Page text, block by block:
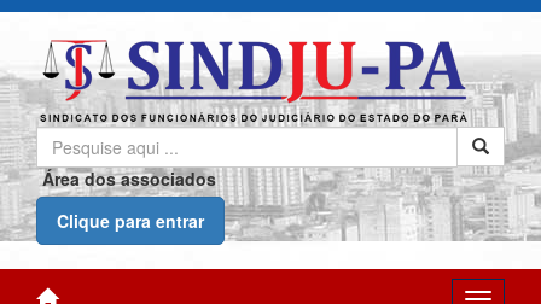
Área dos associados
Clique para entrar